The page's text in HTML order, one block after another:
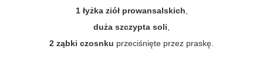
1 łyżka ziół prowansalskich
duża szczypta soli
2 ząbki czosnku przeciśnięte przez praskę.